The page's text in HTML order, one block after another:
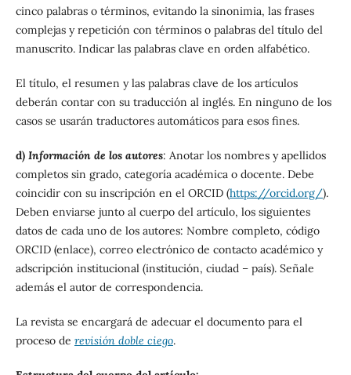
cinco palabras o términos, evitando la sinonimia, las frases
complejas y repetición con términos o palabras del título del
manuscrito. Indicar las palabras clave en orden alfabético.
El título, el resumen y las palabras clave de los artículos
deberán contar con su traducción al inglés. En ninguno de los
casos se usarán traductores automáticos para esos fines.
d) Información de los autores: Anotar los nombres y apellidos
completos sin grado, categoría académica o docente. Debe
coincidir con su inscripción en el ORCID (https://orcid.org/).
Deben enviarse junto al cuerpo del artículo, los siguientes
datos de cada uno de los autores: Nombre completo, código
ORCID (enlace), correo electrónico de contacto académico y
adscripción institucional (institución, ciudad – país). Señale
además el autor de correspondencia.
La revista se encargará de adecuar el documento para el
proceso de revisión doble ciego.